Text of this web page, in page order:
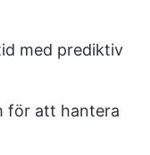
med prediktiv
för att hantera